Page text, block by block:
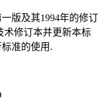
版及其1994年的修订
术修订本并更新本标
准的使用.